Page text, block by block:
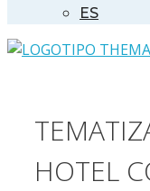
ES
HOTEL